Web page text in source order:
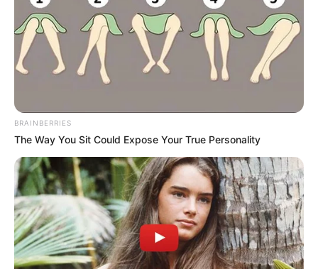
BRAINBERRIES
The Way You Sit Could Expose Your True Personality